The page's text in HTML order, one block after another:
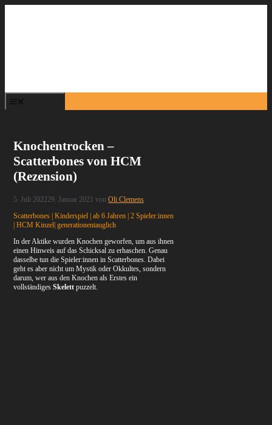
Knochentrocken –
Scatterbones von HCM
(Rezension)
5. Juli 202229. Januar 2021 vonOli Clemens
Scatterbones | Kinderspiel | ab 6 Jahren | 2 Spieler:innen
| HCM Kinzel| generationentauglich
In der Aktike wurden Knochen geworfen, um aus ihnen
einen Hinweis auf das Schicksal zu erhaschen. Genau
dasselbe tun die Spieler:innen in Scatterbones. Dabei
geht es aber nicht um Mystik oder Okkultes, sondern
darum, wer aus den Knochen als Erstes ein
vollständigesSkelett puzzelt.